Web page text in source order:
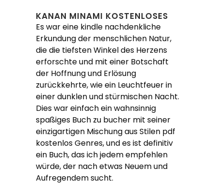
KANAN MINAMI KOSTENLOSES
Es war eine kindle nachdenkliche
Erkundung der menschlichen Natur,
die die tiefsten Winkel des Herzens
erforschte und mit einer Botschaft
der Hoffnung und Erlösung
zurückkehrte, wie ein Leuchtfeuer in
einer dunklen und stürmischen Nacht.
Dies war einfach ein wahnsinnig
spaßiges Buch zu bucher mit seiner
einzigartigen Mischung aus Stilen pdf
kostenlos Genres, und es ist definitiv
ein Buch, das ich jedem empfehlen
würde, der nach etwas Neuem und
Aufregendem sucht.